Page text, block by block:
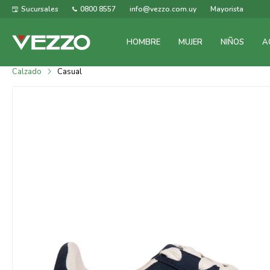
HOMBRE MUJER NIÑOS
Sucursales 0800 8557 info@vezzo.com.uy Mayorista
Calzado Casual